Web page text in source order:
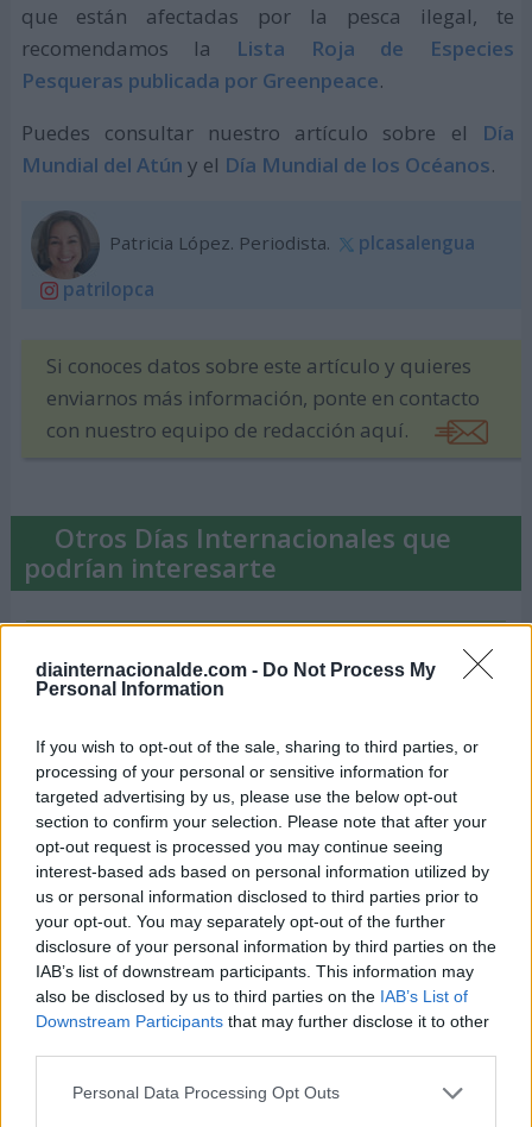
diainternacionalde.com - Do Not Process My
Personal Information
If you wish to opt-out of the sale, sharing to third parties, or
processing of your personal or sensitive information for
targeted advertising by us, please use the below opt-out
section to confirm your selection. Please note that after your
opt-out request is processed you may continue seeing
interest-based ads based on personal information utilized by
us or personal information disclosed to third parties prior to
your opt-out. You may separately opt-out of the further
disclosure of your personal information by third parties on the
IAB’s list of downstream participants. This information may
also be disclosed by us to third parties on the IAB’s List of
Downstream Participants that may further disclose it to other
Personal Data Processing Opt Outs
que están afectadas por la pesca ilegal, te
recomendamos la Lista Roja de Especies
Pesqueras publicada por Greenpeace.
Puedes consultar nuestro artículo sobre el Día
Mundial del Atún y el Día Mundial de los Océanos.
Patricia López. Periodista.
plcasalengua
patrilopca
Si conoces datos sobre este artículo y quieres
enviarnos más información, ponte en contacto
con nuestro equipo de redacción aquí.
Otros Días Internacionales que
podrían interesarte
Día Mundial del Atún
2 de mayo de 2026
Día Internacional
Deportivo
2 de julio de 2026